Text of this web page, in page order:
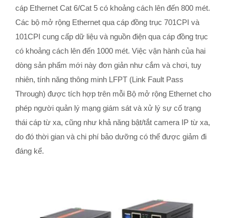
cáp Ethernet Cat 6/Cat 5 có khoảng cách lên đến 800 mét.
Các bộ mở rộng Ethernet qua cáp đồng trục 701CPI và
101CPI cung cấp dữ liệu và nguồn điện qua cáp đồng trục
có khoảng cách lên đến 1000 mét. Việc vận hành của hai
dòng sản phẩm mới này đơn giản như cắm và chơi, tuy
nhiên, tính năng thông minh LFPT (Link Fault Pass
Through) được tích hợp trên mỗi Bộ mở rộng Ethernet cho
phép người quản lý mạng giám sát và xử lý sự cố trạng
thái cáp từ xa, cũng như khả năng bật/tắt camera IP từ xa,
do đó thời gian và chi phí bảo dưỡng có thể được giảm đi
đáng kể.